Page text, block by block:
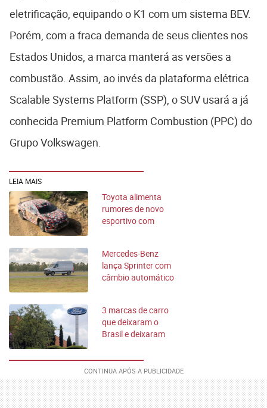
eletrificação, equipando o K1 com um sistema BEV.
Porém, com a fraca demanda de seus clientes nos
Estados Unidos, a marca manterá as versões a
combustão. Assim, ao invés da plataforma elétrica
Scalable Systems Platform (SSP), o SUV usará a já
conhecida Premium Platform Combustion (PPC) do
Grupo Volkswagen.
LEIA MAIS
Toyota alimenta
rumores de novo
esportivo com
Mercedes-Benz
lança Sprinter com
câmbio automático
3 marcas de carro
que deixaram o
Brasil e deixaram